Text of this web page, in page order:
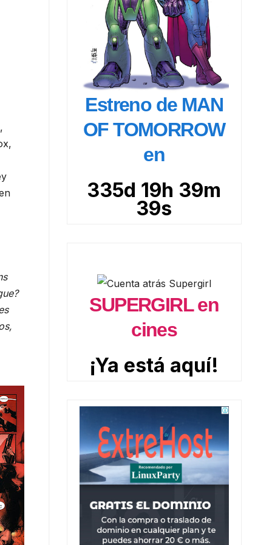
Estreno de MAN
OF TOMORROW
en
335d 19h 39m
38s
SUPERGIRL en
cines
¡Ya está aquí!